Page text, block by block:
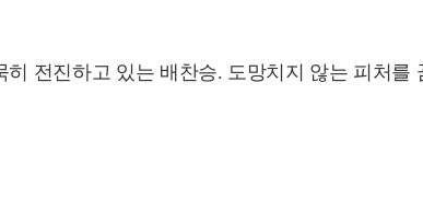
전진하고 있는 배찬승. 도망치지 않는 피처를